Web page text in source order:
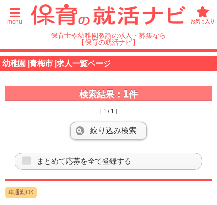
menu お気に入り
保育士や幼稚園教諭の求人・募集なら
【保育の就活ナビ】
幼稚園 |青梅市 |求人一覧ページ
検索結果： 1件
[ 1 / 1 ]
絞り込み検索
まとめて応募を全て登録する
車通勤OK